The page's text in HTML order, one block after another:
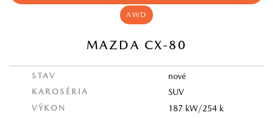
AWD
MAZDA CX-80
STAV nové
KAROSÉRIA SUV
VÝKON 187 kW/254 k